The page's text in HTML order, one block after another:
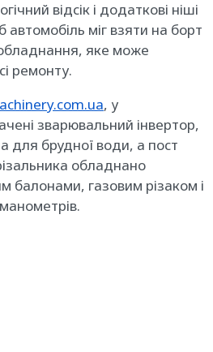
відсік і додаткові ніші
автомобіль міг взяти на борт
яке може
ремонту.
, у
зварювальний інвертор,
для брудної води, а пост
обладнано
балонами, газовим різаком і